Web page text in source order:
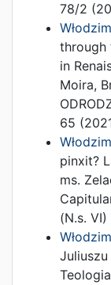
78/2 (
through
in
Moira,
65 (
pinxit?
ms.
(N.s. VI)